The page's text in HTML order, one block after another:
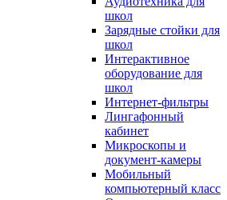
школ
Зарядные стойки для
школ
Интерактивное
оборудование для
школ
Интернет-фильтры
Лингафонный
кабинет
Микроскопы и
документ-камеры
Мобильный
компьютерный класс